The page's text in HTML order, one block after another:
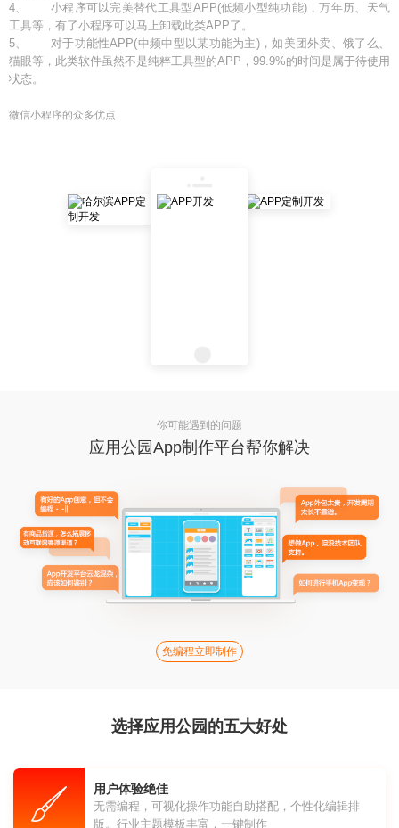
4、 小程序可以完美替代工具型APP(低频小型纯功能)，万年历、天气
工具等，有了小程序可以马上卸载此类APP了。
5、 对于功能性APP(中频中型以某功能为主)，如美团外卖、饿了么、
猫眼等，此类软件虽然不是纯粹工具型的APP，99.9%的时间是属于待使用
状态。
微信小程序的众多优点
你可能遇到的问题
应用公园App制作平台帮你解决
免编程立即制作
选择应用公园的五大好处
用户体验绝佳
无需编程，可视化操作功能自助搭配，个性化编辑排
版。行业主题模板丰富，一键制作